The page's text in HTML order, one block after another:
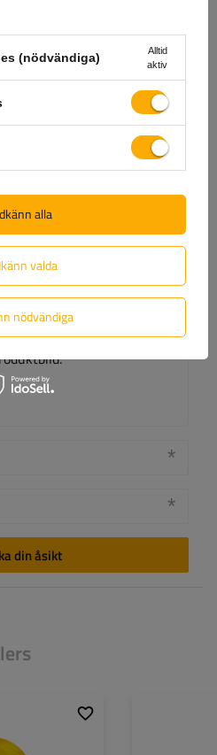
5/5
din åsikt
(nödvändiga)
Alltid
aktiv
valda
nödvändiga
alla